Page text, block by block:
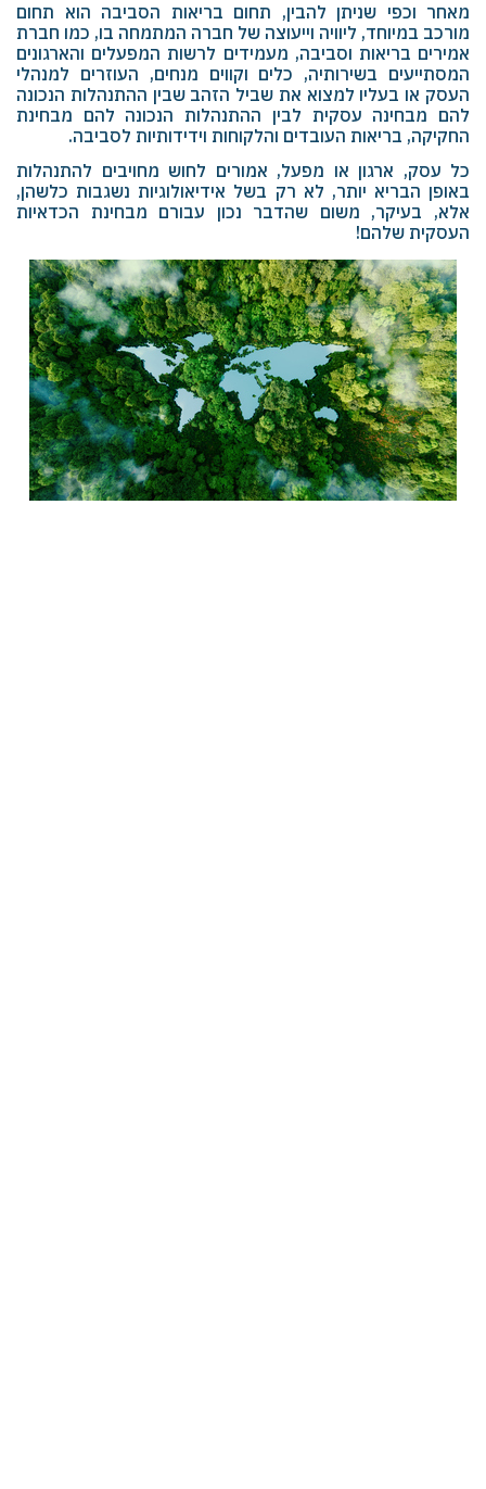
מאחר וכפי שניתן להבין, תחום בריאות הסביבה הוא תחום
מורכב במיוחד, ליוויה וייעוצה של חברה המתמחה בו, כמו חברת
אמירים בריאות וסביבה, מעמידים לרשות המפעלים והארגונים
המסתייעים בשירותיה, כלים וקווים מנחים, העוזרים למנהלי
העסק או בעליו למצוא את שביל הזהב שבין ההתנהלות הנכונה
להם מבחינה עסקית לבין ההתנהלות הנכונה להם מבחינת
החקיקה, בריאות העובדים והלקוחות וידידותיות לסביבה.
כל עסק, ארגון או מפעל, אמורים לחוש מחויבים להתנהלות
באופן הבריא יותר, לא רק בשל אידיאולוגיות נשגבות כלשהן,
אלא, בעיקר, משום שהדבר נכון עבורם מבחינת הכדאיות
העסקית שלהם!